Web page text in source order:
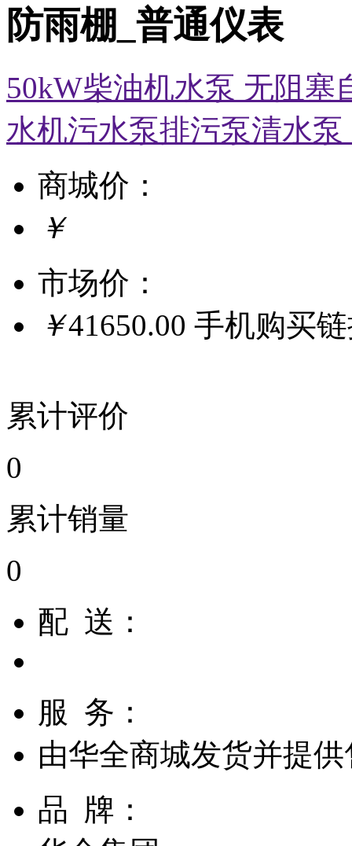
防雨棚_普通仪表
50kW柴油机水泵 无阻塞
水机污水泵排污泵清水
商城价：
￥
市场价：
￥41650.00 手机购买
累计评价
0
累计销量
0
配 送：
服 务：
由华全商城发货并提
品 牌：